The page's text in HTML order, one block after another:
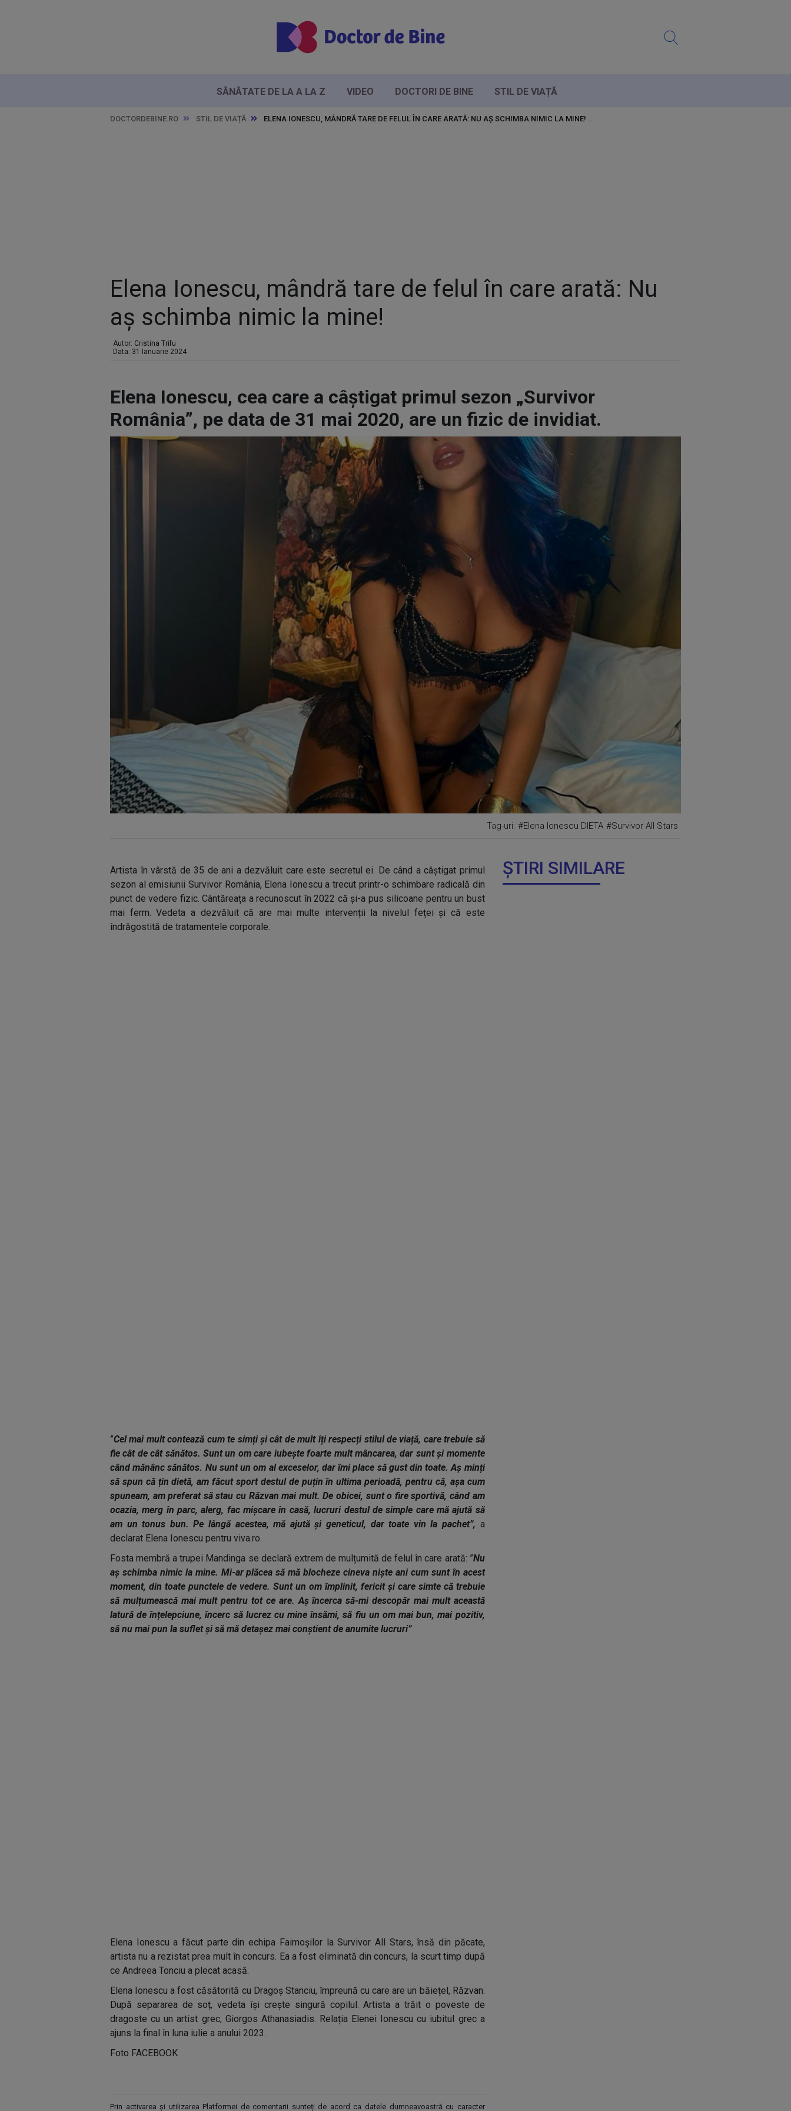
SĂNĂTATE DE LA A LA Z VIDEO DOCTORI DE BINE STIL DE VIAȚĂ
DOCTORDEBINE.RO STIL DE VIAȚĂ ELENA IONESCU, MÂNDRĂ TARE DE FELUL ÎN CARE ARATĂ: NU AȘ SCHIMBA NIMIC LA MINE!
Elena Ionescu, mândră tare de felul în care arată: Nu
aș schimba nimic la mine!
Autor: Cristina Trifu
Data: 31 Ianuarie 2024
Elena Ionescu, cea care a câștigat primul sezon „Survivor
România”, pe data de 31 mai 2020, are un fizic de invidiat.
Tag-uri: #Elena Ionescu DIETA #Survivor All Stars
Artista în vârstă de 35 de ani a dezvăluit care este secretul ei. De când a câștigat primul
sezon al emisiunii Survivor România, Elena Ionescu a trecut printr-o schimbare radicală din
punct de vedere fizic. Cântăreața a recunoscut în 2022 că și-a pus silicoane pentru un bust
mai ferm. Vedeta a dezvăluit că are mai multe intervenții la nivelul feței și că este
îndrăgostită de tratamentele corporale.
”Cel mai mult contează cum te simți și cât de mult îți respecți stilul de viață, care trebuie să
fie cât de cât sănătos. Sunt un om care iubește foarte mult mâncarea, dar sunt și momente
când mănânc sănătos. Nu sunt un om al exceselor, dar îmi place să gust din toate. Aș minți
să spun că țin dietă, am făcut sport destul de puțin în ultima perioadă, pentru că, așa cum
spuneam, am preferat să stau cu Răzvan mai mult. De obicei, sunt o fire sportivă, când am
ocazia, merg în parc, alerg, fac mișcare în casă, lucruri destul de simple care mă ajută să
am un tonus bun. Pe lângă acestea, mă ajută și geneticul, dar toate vin la pachet”, a
declarat Elena Ionescu pentru viva.ro.
Fosta membră a trupei Mandinga se declară extrem de mulțumită de felul în care arată: ”Nu
aș schimba nimic la mine. Mi-ar plăcea să mă blocheze cineva niște ani cum sunt în acest
moment, din toate punctele de vedere. Sunt un om împlinit, fericit și care simte că trebuie
să mulțumească mai mult pentru tot ce are. Aș încerca să-mi descopăr mai mult această
latură de înțelepciune, încerc să lucrez cu mine însămi, să fiu un om mai bun, mai pozitiv,
să nu mai pun la suflet și să mă detașez mai conștient de anumite lucruri”
Elena Ionescu a făcut parte din echipa Faimoșilor la Survivor All Stars, însă din păcate,
artista nu a rezistat prea mult în concurs. Ea a fost eliminată din concurs, la scurt timp după
ce Andreea Tonciu a plecat acasă.
Elena Ionescu a fost căsătorită cu Dragoș Stanciu, împreună cu care are un băiețel, Răzvan.
După separarea de soț, vedeta își crește singură copilul. Artista a trăit o poveste de
dragoste cu un artist grec, Giorgos Athanasiadis. Relația Elenei Ionescu cu iubitul grec a
ajuns la final în luna iulie a anului 2023.
Foto FACEBOOK
Prin activarea și utilizarea Platformei de comentarii sunteți de acord ca datele dumneavoastră cu caracter
ȘTIRI SIMILARE